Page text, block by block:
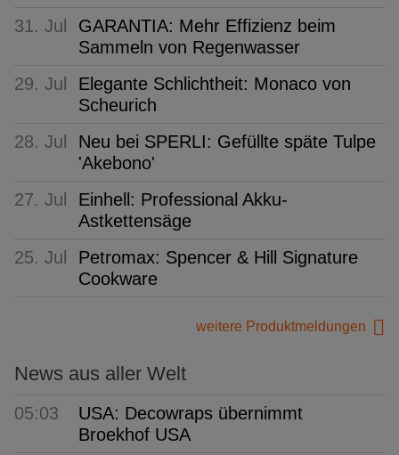
31. Jul
GARANTIA: Mehr Effizienz beim
Sammeln von Regenwasser
29. Jul
Elegante Schlichtheit: Monaco von
Scheurich
28. Jul
Neu bei SPERLI: Gefüllte späte Tulpe
'Akebono'
27. Jul
Einhell: Professional Akku-
Astkettensäge
25. Jul
Petromax: Spencer & Hill Signature
Cookware
weitere Produktmeldungen
News aus aller Welt
05:03
USA: Decowraps übernimmt
Broekhof USA